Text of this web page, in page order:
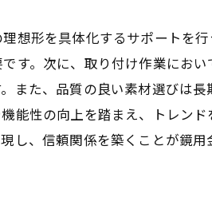
想形を具体化するサポートを
す。次に、取り付け作業にお
また、品質の良い素材選びは
能性の向上を踏まえ、トレン
し、信頼関係を築くことが鏡